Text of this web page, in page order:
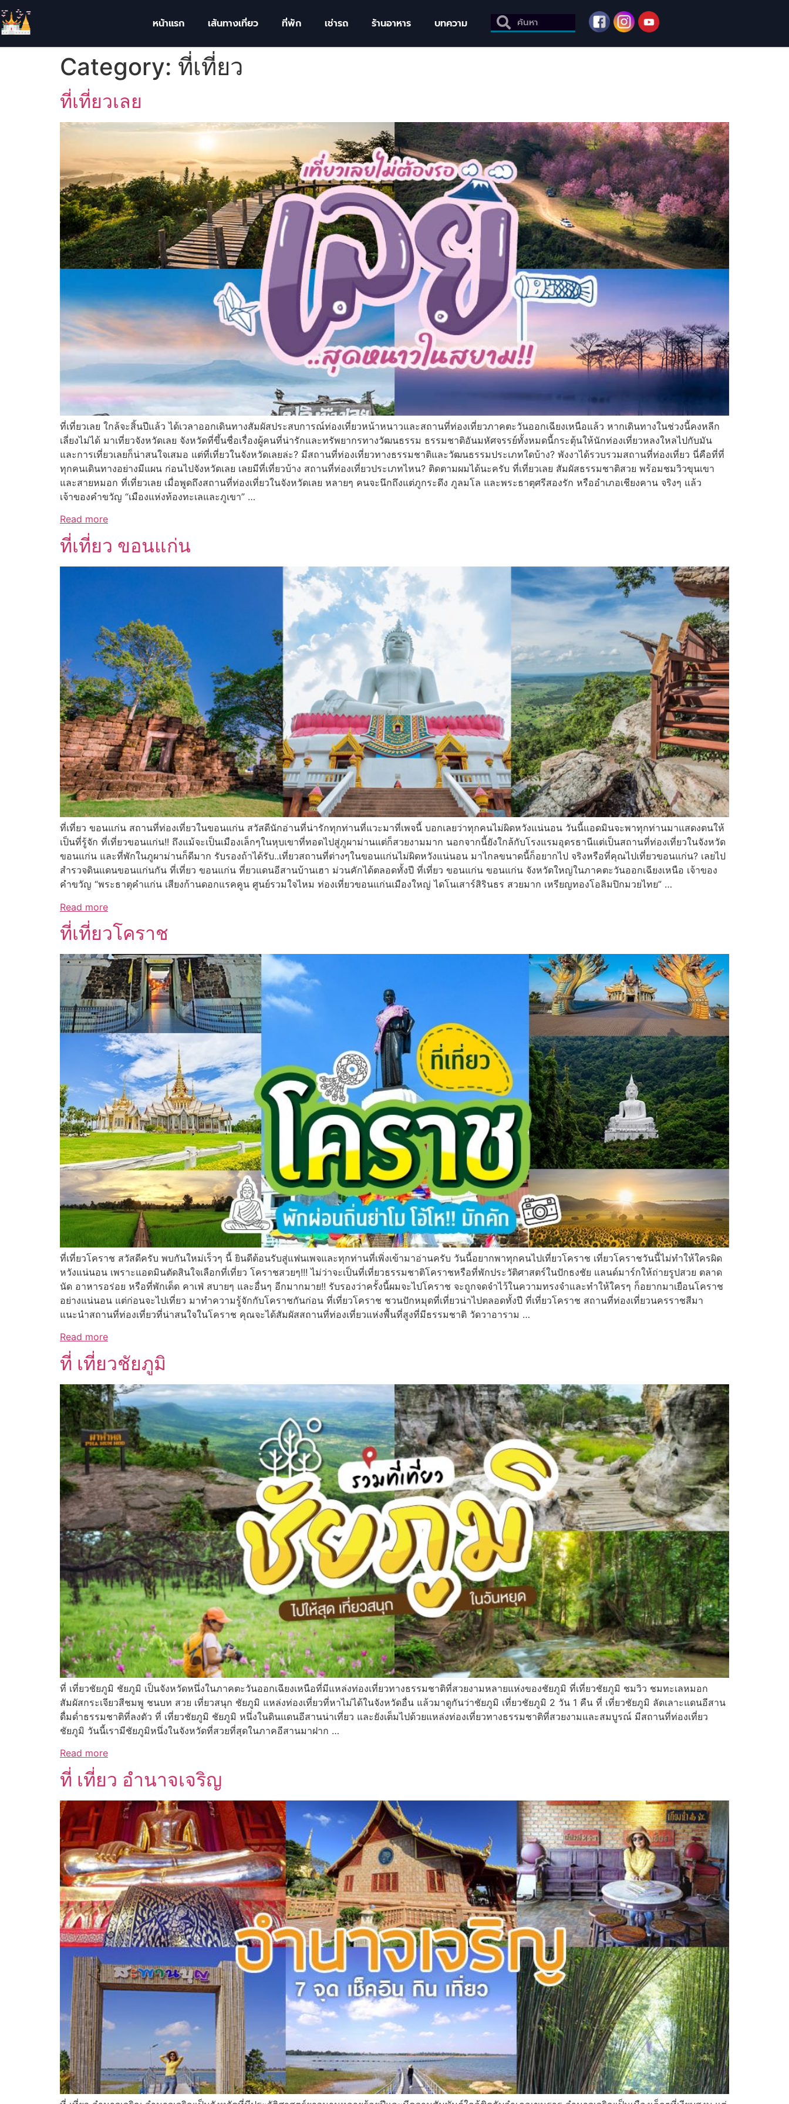
หน้าแรก เส้นทางเที่ยว ที่พัก เช่ารถ ร้านอาหาร บทความ
Category: ที่เที่ยว
ที่เที่ยวเลย
ที่เที่ยวเลย ใกล้จะสิ้นปีแล้ว ได้เวลาออกเดินทางสัมผัสประสบการณ์ท่องเที่ยวหน้าหนาวและสถานที่ท่องเที่ยวภาคตะวันออกเฉียงเหนือแล้ว หากเดินทางในช่วงนี้คงหลีก
เลี่ยงไม่ได้ มาเที่ยวจังหวัดเลย จังหวัดที่ขึ้นชื่อเรื่องผู้คนที่น่ารักและทรัพยากรทางวัฒนธรรม ธรรมชาติอันมหัศจรรย์ทั้งหมดนี้กระตุ้นให้นักท่องเที่ยวหลงใหลไปกับมัน
และการเที่ยวเลยก็น่าสนใจเสมอ แต่ที่เที่ยวในจังหวัดเลยล่ะ? มีสถานที่ท่องเที่ยวทางธรรมชาติและวัฒนธรรมประเภทใดบ้าง? พังงาได้รวบรวมสถานที่ท่องเที่ยว นี่คือที่ที่
ทุกคนเดินทางอย่างมีแผน ก่อนไปจังหวัดเลย เลยมีที่เที่ยวบ้าง สถานที่ท่องเที่ยวประเภทไหน? ติดตามผมได้นะครับ ที่เที่ยวเลย สัมผัสธรรมชาติสวย พร้อมชมวิวขุนเขา
และสายหมอก ที่เที่ยวเลย เมื่อพูดถึงสถานที่ท่องเที่ยวในจังหวัดเลย หลายๆ คนจะนึกถึงแต่ภูกระดึง ภูลมโล และพระธาตุศรีสองรัก หรืออำเภอเชียงคาน จริงๆ แล้ว
เจ้าของคำขวัญ “เมืองแห่งท้องทะเลและภูเขา” …
Read more
ที่เที่ยว ขอนแก่น
ที่เที่ยว ขอนแก่น สถานที่ท่องเที่ยวในขอนแก่น สวัสดีนักอ่านที่น่ารักทุกท่านที่แวะมาที่เพจนี้ บอกเลยว่าทุกคนไม่ผิดหวังแน่นอน วันนี้แอดมินจะพาทุกท่านมาแสดงตนให้
เป็นที่รู้จัก ที่เที่ยวขอนแก่น!! ถึงแม้จะเป็นเมืองเล็กๆในหุบเขาที่ทอดไปสู่ภูผาม่านแต่ก็สวยงามมาก นอกจากนี้ยังใกล้กับโรงแรมอุดรธานีแต่เป็นสถานที่ท่องเที่ยวในจังหวัด
ขอนแก่น และที่พักในภูผาม่านก็ดีมาก รับรองถ้าได้รับ..เที่ยวสถานที่ต่างๆในขอนแก่นไม่ผิดหวังแน่นอน มาไกลขนาดนี้ก็อยากไป จริงหรือที่คุณไปเที่ยวขอนแก่น? เลยไป
สำรวจดินแดนขอนแก่นกัน ที่เที่ยว ขอนแก่น ที่ยวแดนอีสานบ้านเฮา ม่วนคักได้ตลอดทั้งปี ที่เที่ยว ขอนแก่น ขอนแก่น จังหวัดใหญ่ในภาคตะวันออกเฉียงเหนือ เจ้าของ
คำขวัญ “พระธาตุคำแก่น เสียงก้านดอกแรคคูน ศูนย์รวมใจไหม ท่องเที่ยวขอนแก่นเมืองใหญ่ ไดโนเสาร์สิรินธร สวยมาก เหรียญทองโอลิมปิกมวยไทย” …
Read more
ที่เที่ยวโคราช
ที่เที่ยวโคราช สวัสดีครับ พบกันใหม่เร็วๆ นี้ ยินดีต้อนรับสู่แฟนเพจและทุกท่านที่เพิ่งเข้ามาอ่านครับ วันนี้อยากพาทุกคนไปเที่ยวโคราช เที่ยวโคราชวันนี้ไม่ทำให้ใครผิด
หวังแน่นอน เพราะแอดมินตัดสินใจเลือกที่เที่ยว โคราชสวยๆ!!! ไม่ว่าจะเป็นที่เที่ยวธรรมชาติโคราชหรือที่พักประวัติศาสตร์ในปักธงชัย แลนด์มาร์กให้ถ่ายรูปสวย ตลาด
นัด อาหารอร่อย หรือที่พักเด็ด คาเฟ่ สบายๆ และอื่นๆ อีกมากมาย!! รับรองว่าครั้งนี้ผมจะไปโคราช จะถูกจดจำไว้ในความทรงจำและทำให้ใครๆ ก็อยากมาเยือนโคราช
อย่างแน่นอน แต่ก่อนจะไปเที่ยว มาทำความรู้จักกับโคราชกันก่อน ที่เที่ยวโคราช ชวนปักหมุดที่เที่ยวน่าไปตลอดทั้งปี ที่เที่ยวโคราช สถานที่ท่องเที่ยวนครราชสีมา
แนะนำสถานที่ท่องเที่ยวที่น่าสนใจในโคราช คุณจะได้สัมผัสสถานที่ท่องเที่ยวแห่งพื้นที่สูงที่มีธรรมชาติ วัดวาอาราม …
Read more
ที่ เที่ยวชัยภูมิ
ที่ เที่ยวชัยภูมิ ชัยภูมิ เป็นจังหวัดหนึ่งในภาคตะวันออกเฉียงเหนือที่มีแหล่งท่องเที่ยวทางธรรมชาติที่สวยงามหลายแห่งของชัยภูมิ ที่เที่ยวชัยภูมิ ชมวิว ชมทะเลหมอก
สัมผัสกระเจียวสีชมพู ชนบท สวย เที่ยวสนุก ชัยภูมิ แหล่งท่องเที่ยวที่หาไม่ได้ในจังหวัดอื่น แล้วมาดูกันว่าชัยภูมิ เที่ยวชัยภูมิ 2 วัน 1 คืน ที่ เที่ยวชัยภูมิ ลัดเลาะแดนอีสาน
ดื่มด่ำธรรมชาติที่ลงตัว ที่ เที่ยวชัยภูมิ ชัยภูมิ หนึ่งในดินแดนอีสานน่าเที่ยว และยังเต็มไปด้วยแหล่งท่องเที่ยวทางธรรมชาติที่สวยงามและสมบูรณ์ มีสถานที่ท่องเที่ยว
ชัยภูมิ วันนี้เรามีชัยภูมิหนึ่งในจังหวัดที่สวยที่สุดในภาคอีสานมาฝาก …
Read more
ที่ เที่ยว อํานาจเจริญ